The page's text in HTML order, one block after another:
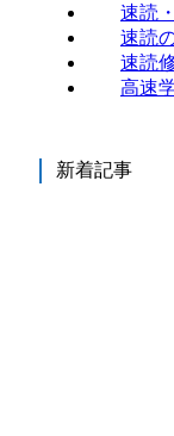
速読
速読
速読
高速
新着記事